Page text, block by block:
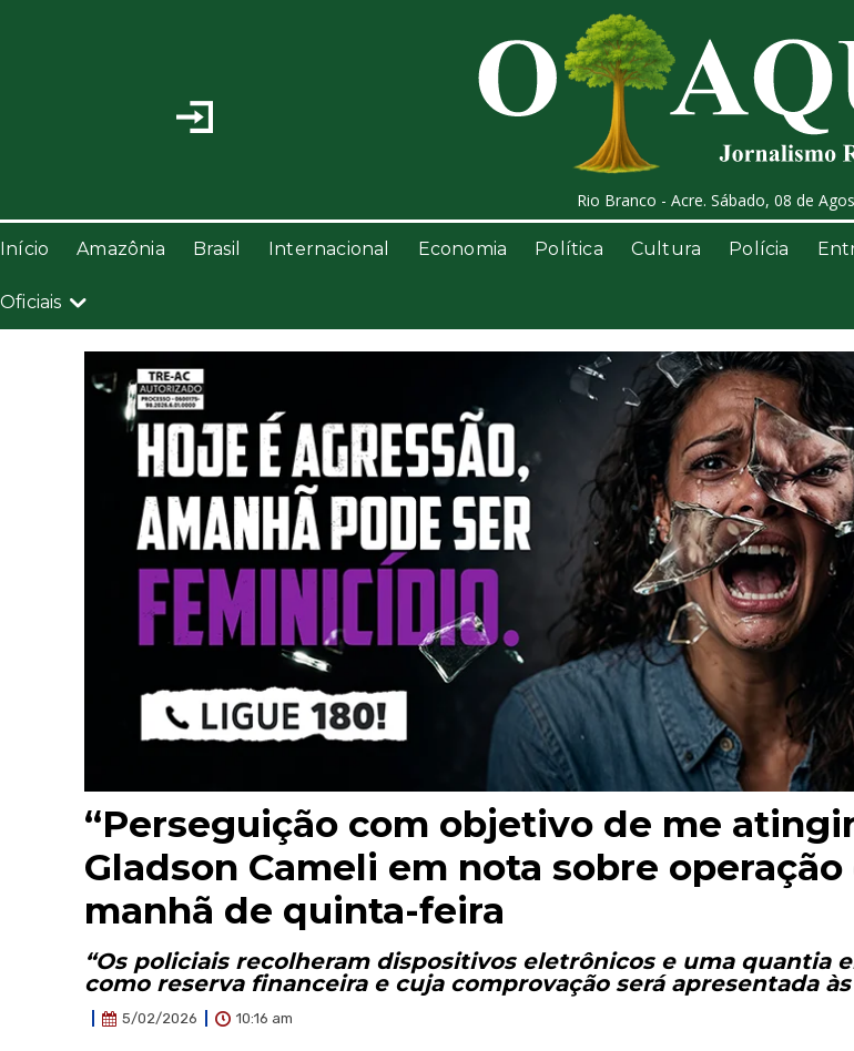
Rio Branco - Acre. Sábado, 08 de
Início Amazônia Brasil Internacional Economia Política Cultura Polícia
Oficiais
“Perseguição com objetivo de me
Gladson Cameli em nota sobre
manhã de quinta-feira
“Os policiais recolheram dispositivos eletrônicos e uma quantia
como reserva financeira e cuja comprovação será apresentada
5/02/2026 10:16 am